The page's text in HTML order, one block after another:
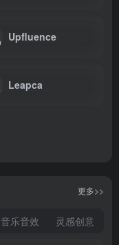
Upfluence
Leapca
音乐音效 灵感创意
更多>>